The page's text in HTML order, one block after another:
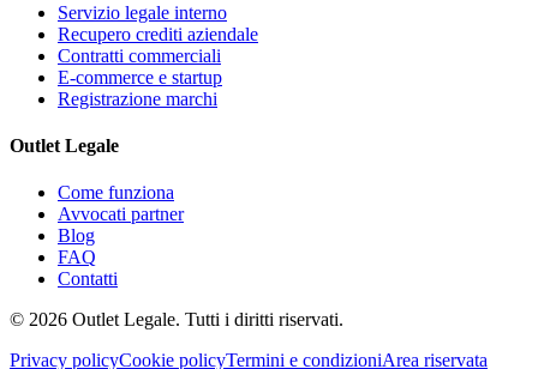
Servizio legale interno
Recupero crediti aziendale
Contratti commerciali
E-commerce e startup
Registrazione marchi
Outlet Legale
Come funziona
Avvocati partner
Blog
FAQ
Contatti
© 2026 Outlet Legale. Tutti i diritti riservati.
Privacy policyCookie policyTermini e condizioniArea riservata